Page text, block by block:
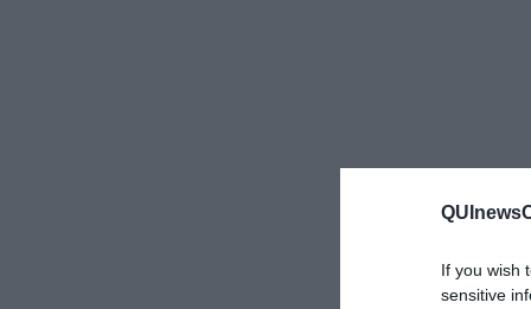
If you wish
sensitive